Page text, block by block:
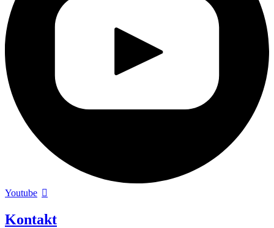
Youtube
Kontakt